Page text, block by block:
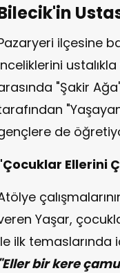
ilçesine
"Şakir
de
Ellerini
Yaşar,
ilk temaslarında
"Eller bir kere